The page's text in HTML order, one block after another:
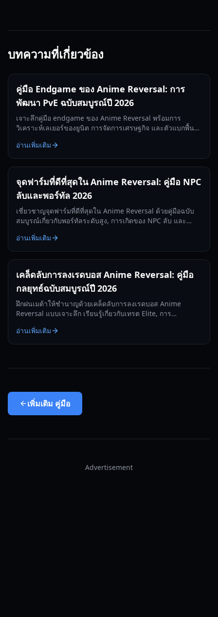
บทความที่เกี่ยวข้อง
คู่มือ Endgame ของ Anime Reversal: การ
พัฒนา PvE ฉบับสมบูรณ์ปี 2026
เจาะลึกคู่มือ endgame ของ Anime Reversal พร้อมการ
วิเคราะห์เลเยอร์ของยูนิต การจัดการเศรษฐกิจ และตัวแบกพื้น
อ่านเพิ่มเติม
จุดฟาร์มที่ดีที่สุดใน Anime Reversal: คู่มือ NPC
ลับและพอร์ทัล 2026
เชี่ยวชาญจุดฟาร์มที่ดีที่สุดใน Anime Reversal ด้วยคู่มือฉบับ
สมบูรณ์เกี่ยวกับพอร์ทัลระดับสูง, การเกิดของ NPC ลับ และ
อ่านเพิ่มเติม
เคล็ดลับการลงเรดบอส Anime Reversal: คู่มือ
กลยุทธ์ฉบับสมบูรณ์ปี 2026
ฝึกฝนเมต้าให้ชำนาญด้วยเคล็ดลับการลงเรดบอส Anime
Reversal แบบเจาะลึก เรียนรู้เกี่ยวกับเทรต Elite, การ
อ่านเพิ่มเติม
เพิ่มเติม คู่มือ
Advertisement